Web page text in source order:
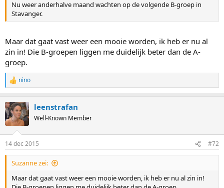
Nu weer anderhalve maand wachten op de volgende B-groep in
Stavanger.
Maar dat gaat vast weer een mooie worden, ik heb er nu al
zin in! Die B-groepen liggen me duidelijk beter dan de A-
groep.
R
e
c
t
i
s
:
nino
leenstrafan
Well-Known Member
14 dec 2015 #72
Suzanne zei:
Maar dat gaat vast weer een mooie worden, ik heb er nu al zin in!